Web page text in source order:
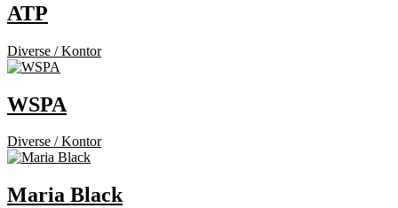
ATP
Diverse / Kontor
WSPA
Diverse / Kontor
Maria Black